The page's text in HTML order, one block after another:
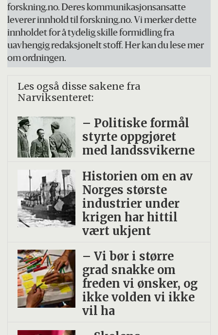
forskning.no. Deres kommunikasjonsansatte
leverer innhold til forskning.no. Vi merker dette
innholdet for å tydelig skille formidling fra
uavhengig redaksjonelt stoff. Her kan du lese mer
om ordningen.
Les også disse sakene fra
Narviksenteret:
– Politiske formål
styrte oppgjøret
med lands­svikerne
Historien om en av
Norges største
industrier under
krigen har hittil
vært ukjent
– Vi bør i større
grad snakke om
freden vi ønsker, og
ikke volden vi ikke
vil ha